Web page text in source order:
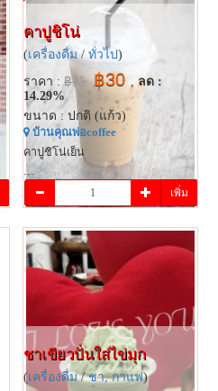
คาปูชิโน่
(เครื่องดื่ม/ ทั่วไป)
ราคา :฿35 ฿30 , ลด :
14.29%
ขนาด : ปกติ (แก้ว)
บ้านคุณพ่อ​coffee
คาปูชิโน่เย็น
...
เพิ่ม
ชาเขียวปั่นใส่ไข่มุก
(เครื่องดื่ม/ชา, กาแฟ)